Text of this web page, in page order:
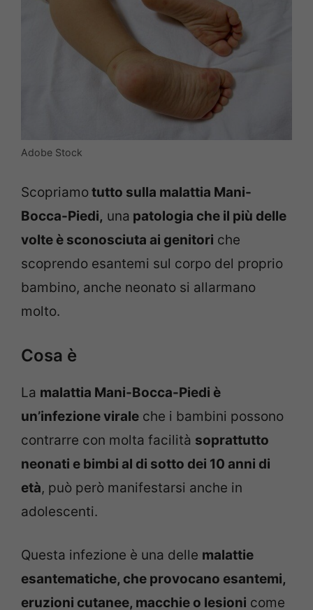
Adobe Stock
Scopriamotutto sulla malattia Mani-
Bocca-Piedi, una patologia che il più delle
volte è sconosciuta ai genitori che
scoprendo esantemi sul corpo del proprio
bambino, anche neonato si allarmano
molto.
Cosa è
La malattia Mani-Bocca-Piedi è
un’infezione virale che i bambini possono
contrarre con molta facilità soprattutto
neonati e bimbi al di sotto dei 10 anni di
età, può però manifestarsi anche in
adolescenti.
Questa infezione è una delle malattie
esantematiche, che provocano esantemi,
eruzioni cutanee, macchie o lesioni come